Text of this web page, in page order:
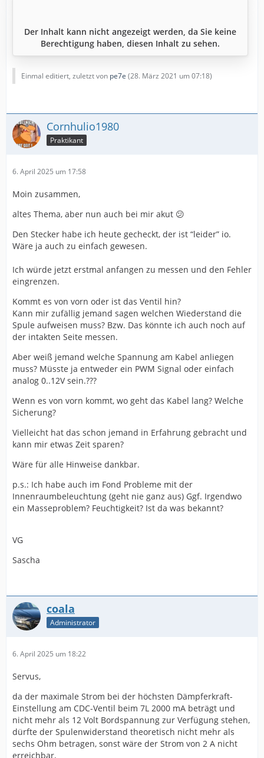
Der Inhalt kann nicht angezeigt werden, da Sie keine
Berechtigung haben, diesen Inhalt zu sehen.
Einmal editiert, zuletzt von pe7e (28. März 2021 um 07:18)
Cornhulio1980
Praktikant
6. April 2025 um 17:58
Moin zusammen,
altes Thema, aber nun auch bei mir akut 😕
Den Stecker habe ich heute gecheckt, der ist “leider” io.
Wäre ja auch zu einfach gewesen.
Ich würde jetzt erstmal anfangen zu messen und den Fehler
eingrenzen.
Kommt es von vorn oder ist das Ventil hin?
Kann mir zufällig jemand sagen welchen Wiederstand die
Spule aufweisen muss? Bzw. Das könnte ich auch noch auf
der intakten Seite messen.
Aber weiß jemand welche Spannung am Kabel anliegen
muss? Müsste ja entweder ein PWM Signal oder einfach
analog 0..12V sein.???
Wenn es von vorn kommt, wo geht das Kabel lang? Welche
Sicherung?
Vielleicht hat das schon jemand in Erfahrung gebracht und
kann mir etwas Zeit sparen?
Wäre für alle Hinweise dankbar.
p.s.: Ich habe auch im Fond Probleme mit der
Innenraumbeleuchtung (geht nie ganz aus) Ggf. Irgendwo
ein Masseproblem? Feuchtigkeit? Ist da was bekannt?
VG
Sascha
coala
Administrator
6. April 2025 um 18:22
Servus,
da der maximale Strom bei der höchsten Dämpferkraft-
Einstellung am CDC-Ventil beim 7L 2000 mA beträgt und
nicht mehr als 12 Volt Bordspannung zur Verfügung stehen,
dürfte der Spulenwiderstand theoretisch nicht mehr als
sechs Ohm betragen, sonst wäre der Strom von 2 A nicht
erreichbar.